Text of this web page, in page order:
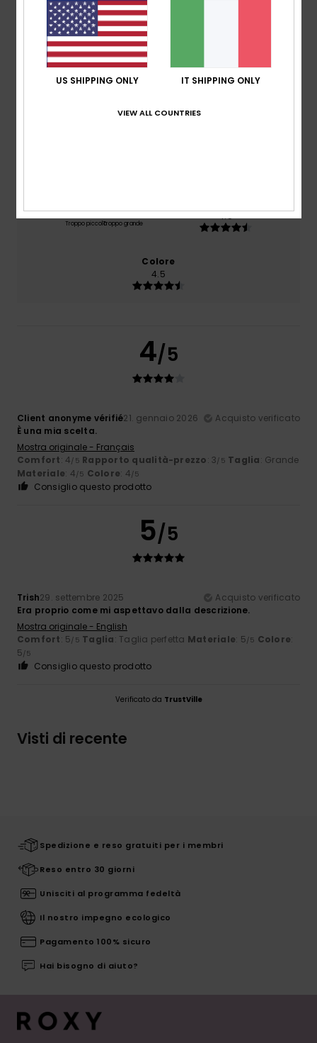
basato su2 recensioni verificate
Il 100% dei nostri clienti consiglia questo prodotto
Troppo piccoloTroppo grande
4.5
Colore
4.5
4/5
Client anonyme vérifié21. gennaio 2026
Acquisto verificato
È una mia scelta.
Mostra originale - Français
Comfort: 4/5 Rapporto qualità-prezzo: 3/5 Taglia: Grande
Materiale: 4/5 Colore: 4/5
Consiglio questo prodotto
5/5
Trish29. settembre 2025
Acquisto verificato
Era proprio come mi aspettavo dalla descrizione.
Mostra originale - English
Comfort: 5/5 Taglia: Taglia perfetta Materiale: 5/5 Colore:
5/5
Consiglio questo prodotto
Verificato da TrustVille
Visti di recente
Spedizione e reso gratuiti per i membri
Reso entro 30 giorni
Unisciti al programma fedeltà
Il nostro impegno ecologico
Pagamento 100% sicuro
Hai bisogno di aiuto?
US SHIPPING ONLY IT SHIPPING ONLY
VIEW ALL COUNTRIES